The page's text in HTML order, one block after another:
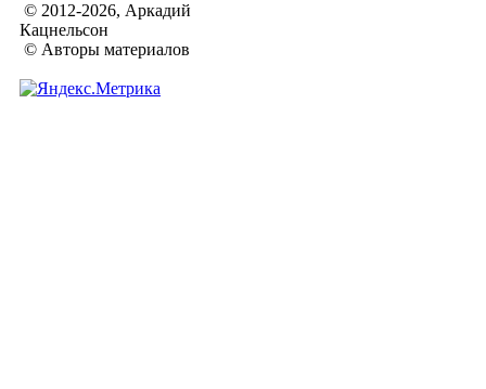
© 2012-2026, Аркадий
Кацнельсон
© Авторы материалов